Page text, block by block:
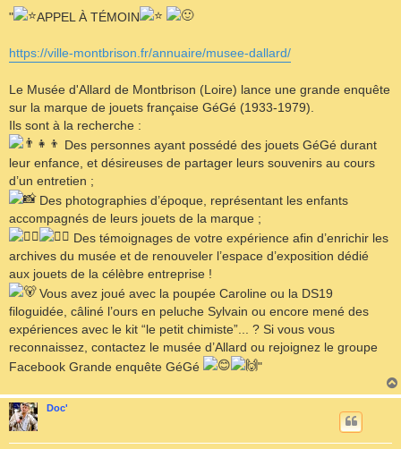
s
a
e
" APPEL À TÉMOIN
https://ville-montbrison.fr/annuaire/musee-dallard/
Le Musée d'Allard de Montbrison (Loire) lance une grande enquête
sur la marque de jouets française GéGé (1933-1979).
Ils sont à la recherche :
Des personnes ayant possédé des jouets GéGé durant
leur enfance, et désireuses de partager leurs souvenirs au cours
d’un entretien ;
Des photographies d’époque, représentant les enfants
accompagnés de leurs jouets de la marque ;
Des témoignages de votre expérience afin d’enrichir les
archives du musée et de renouveler l’espace d’exposition dédié
aux jouets de la célèbre entreprise !
Vous avez joué avec la poupée Caroline ou la DS19
filoguidée, câliné l’ours en peluche Sylvain ou encore mené des
expériences avec le kit “le petit chimiste”... ? Si vous vous
reconnaissez, contactez le musée d’Allard ou rejoignez le groupe
Facebook Grande enquête GéGé
"
Doc'